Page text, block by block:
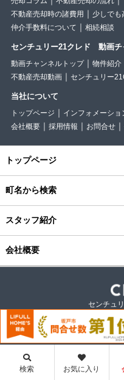
不動産売却時の諸費用
少しでも
仲介手数料について
相続相談
センチュリー21クレド 動画チ
動画チャンネルトップ 物件紹介
不動産売却動画
センチュリー
当社について
トップページ インフォメーショ
会社概要
採用情報 お問合せ
トップページ
町名から検索
スタッフ紹介
会社概要
センチュ
©株
検索 お気に入り